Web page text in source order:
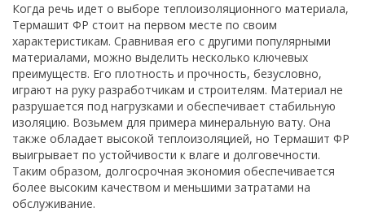
Когда речь идет о выборе теплоизоляционного материала,
Термашит ФР стоит на первом месте по своим
характеристикам. Сравнивая его с другими популярными
материалами, можно выделить несколько ключевых
преимуществ. Его плотность и прочность, безусловно,
играют на руку разработчикам и строителям. Материал не
разрушается под нагрузками и обеспечивает стабильную
изоляцию. Возьмем для примера минеральную вату. Она
также обладает высокой теплоизоляцией, но Термашит ФР
выигрывает по устойчивости к влаге и долговечности.
Таким образом, долгосрочная экономия обеспечивается
более высоким качеством и меньшими затратами на
обслуживание.